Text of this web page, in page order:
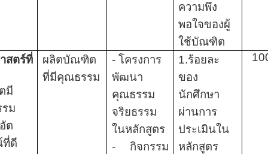
ความพึง
พอใจของผู้
ใช้บัณฑิต
สตร์ที่
มี
ม
ต
ดี
ผลิตบัณฑิต
ที่มีคุณธรรม
- โครงการ
พัฒนา
คุณธรรม
จริยธรรม
ในหลักสูตร
- กิจกรรม
1.ร้อยละ
ของ
นักศึกษา
ผ่านการ
ประเมินใน
หลักสูตร